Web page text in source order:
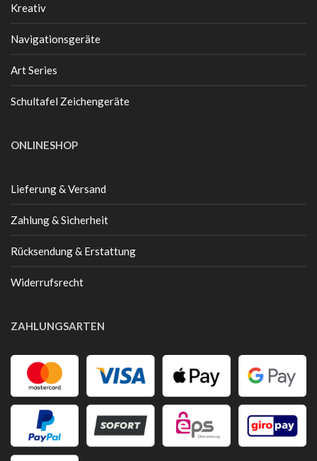
Kreativ
Navigationsgeräte
Art Series
Schultafel Zeichengeräte
ONLINESHOP
Lieferung & Versand
Zahlung & Sicherheit
Rücksendung & Erstattung
Widerrufsrecht
ZAHLUNGSARTEN